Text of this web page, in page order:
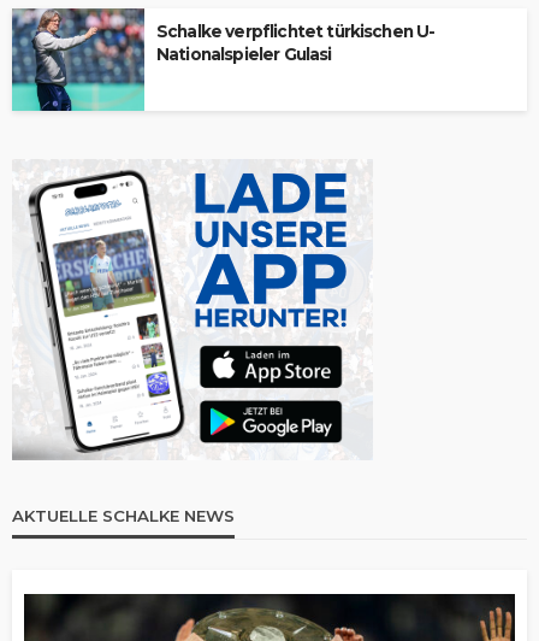
Schalke verpflichtet türkischen U-
Nationalspieler Gulasi
AKTUELLE SCHALKE NEWS